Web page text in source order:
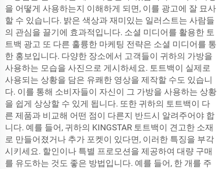
을 어떻게 사용하는지 이해하게 되면, 이를 광고에 잘 묘사
할 수 있습니다. 밝은 색상과 재미있는 일러스트는 사람들
의 관심을 끌기에 효과적입니다. 소셜 미디어를 활용한 토
트백 광고 또 다른 훌륭한 마케팅 전략은 소셜 미디어를 통
한 홍보입니다. 다양한 장소에서 고객들이 귀하의 가방을
사용하는 모습을 사진으로 게시하세요. 토트백이 실제로
사용되는 상황을 담은 유쾌한 영상을 제작할 수도 있습니
다. 이를 통해 소비자들이 자신이 그 가방을 사용하는 상황
을 쉽게 상상할 수 있게 됩니다. 또한 귀하의 토트백이 다
른 제품과 비교해 어떤 점이 다른지 반드시 알려주어야 합
니다. 예를 들어, 귀하의 KINGSTAR 토트백이 견고한 소재
로 만들어졌거나 추가 포켓이 있다면, 이러한 특징을 부각
시키세요. 할인이나 특별 프로모션을 제공하여 대량 구매
를 유도하는 것도 좋은 방법입니다. 예를 들어, 한 개를 주